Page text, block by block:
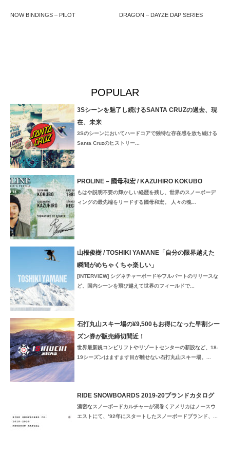
NOW BINDINGS – PILOT DRAGON – DAYZE DAP SERIES
POPULAR
3Sシーンを魅了し続けるSANTA CRUZの過去、現
在、未来
3Sのシーンにおいてハードコアで独特な存在感を放ち続ける
Santa Cruzのヒストリー...
PROLINE – 國母和宏 / KAZUHIRO KOKUBO
もはや説明不要の輝かしい経歴を残し、世界のスノーボーデ
ィングの最先端をリードする國母和宏。 人々の魂...
山根俊樹 / TOSHIKI YAMANE「自分の限界越えた
瞬間がめちゃくちゃ楽しい」
[INTERVIEW] シグネチャーボードやフルパートのリリースな
ど、国内シーンを飛び越えて世界のフィールドで...
石打丸山スキー場の¥9,500もお得になった早割シー
ズン券が販売締切間近！
世界最新鋭コンビリフトやリゾートセンターの新設など、18-
19シーズンはますます目が離せない石打丸山スキー場。...
RIDE SNOWBOARDS 2019-20ブランドカタログ
濃密なスノーボードカルチャーが渦巻くアメリカはノースウ
エストにて、’92年にスタートしたスノーボードブランド、...